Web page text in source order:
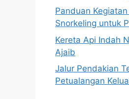
Panduan
Snorkeling untuk
Kereta Api Indah
Ajaib
Jalur Pendakian
Petualangan